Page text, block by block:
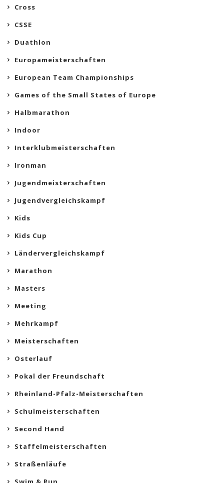
Cross
CSSE
Duathlon
Europameisterschaften
European Team Championships
Games of the Small States of Europe
Halbmarathon
Indoor
Interklubmeisterschaften
Ironman
Jugendmeisterschaften
Jugendvergleichskampf
Kids
Kids Cup
Ländervergleichskampf
Marathon
Masters
Meeting
Mehrkampf
Meisterschaften
Osterlauf
Pokal der Freundschaft
Rheinland-Pfalz-Meisterschaften
Schulmeisterschaften
Second Hand
Staffelmeisterschaften
Straßenläufe